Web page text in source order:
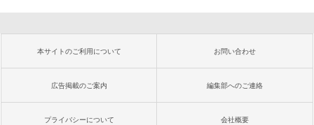
本サイトのご利用について お問い合わせ
広告掲載のご案内 編集部へのご連絡
プライバシーについて 会社概要